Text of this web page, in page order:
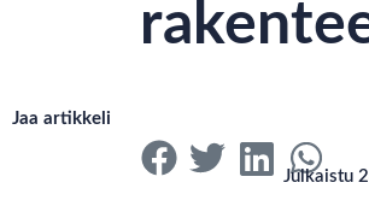
Jaa artikkeli
Julkaistu